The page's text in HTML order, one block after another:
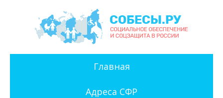
Главная
Адреса СФР